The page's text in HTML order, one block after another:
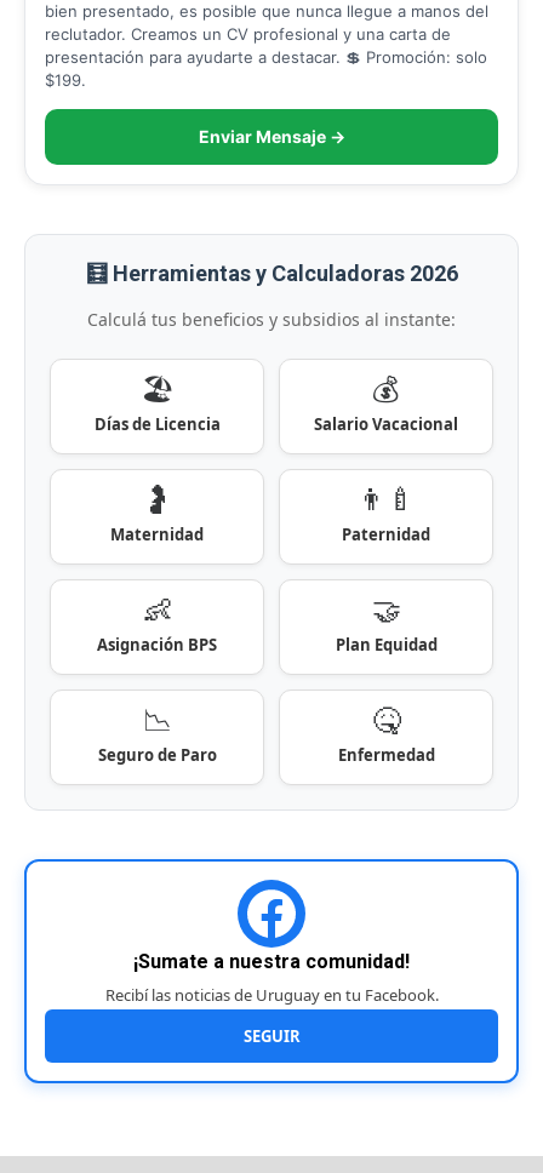
bien presentado, es posible que nunca llegue a manos del
reclutador. Creamos un CV profesional y una carta de
presentación para ayudarte a destacar. 💲 Promoción: solo
$199.
Enviar Mensaje →
🧮 Herramientas y Calculadoras 2026
Calculá tus beneficios y subsidios al instante:
🏖️
Días de Licencia
💰
Salario Vacacional
🤰
Maternidad
👨‍🍼
Paternidad
👶
Asignación BPS
🤝
Plan Equidad
📉
Seguro de Paro
🤒
Enfermedad
¡Sumate a nuestra comunidad!
Recibí las noticias de Uruguay en tu Facebook.
SEGUIR